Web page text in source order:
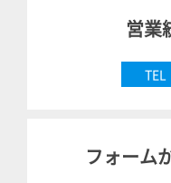
営業
TEL
フォーム